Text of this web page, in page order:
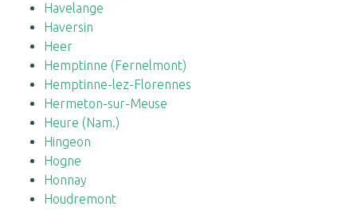
Havelange
Haversin
Heer
Hemptinne (Fernelmont)
Hemptinne-lez-Florennes
Hermeton-sur-Meuse
Heure (Nam.)
Hingeon
Hogne
Honnay
Houdremont